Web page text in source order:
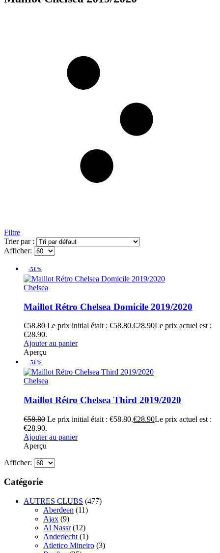
Filtre
Trier par :
Afficher:
-51%
Chelsea
Maillot Rétro Chelsea Domicile 2019/2020
€58.80 Le prix initial était : €58.80.€28.90Le prix actuel est :
€28.90.
Ajouter au panier
Aperçu
-51%
Chelsea
Maillot Rétro Chelsea Third 2019/2020
€58.80 Le prix initial était : €58.80.€28.90Le prix actuel est :
€28.90.
Ajouter au panier
Aperçu
Afficher:
Catégorie
AUTRES CLUBS (477)
Aberdeen (11)
Ajax (9)
Al Nassr (12)
Anderlecht (1)
Atletico Mineiro (3)